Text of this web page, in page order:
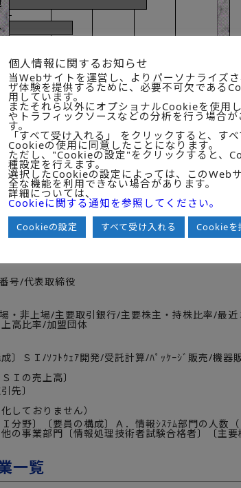
業の総売上高
業のＳＩ売上高
業の経常利益高
企業の事業化比率と事業別売上構成
企業の事業化比率
ダー＆大手ＳＩｅｒのＳＩ登録企業との取引額
ダーの主要取引先（外注先）
ップ1社への売上比率別企業数分布
位顧客への売上集中度
位顧客への売上集中度（累積）
個人の持株比率別企業数分布
個人の持株比率別企業数と持株比率50％超の株主
（437社）【excelデータ】
号/代表取締役
・非上場/主要取引銀行/主要株主・持株比率/最
高比率/加盟団体
成〕ＳＩ/ｿﾌﾄｳｪｱ開発/受託計算/ﾊﾟｯｹｰｼﾞ販売/機
Ｉの売上高〕
先〕
しておりません）
Ｉ分野〕〔要員の構成〕Ａ．情報ｼｽﾃﾑ部門の人
の事業部門〔情報処理技術者試験合格者〕〔主要
一覧
個人情報に関するお知らせ
当Webサイトを運営し、よりパーソナライズ
ザ体験を提供するために、必要不可欠である
用しています。
またそれら以外にオプショナルCookieを使用
やトラフィックソースなどの分析を行う場合が
す。
「すべて受け入れる」 をクリックすると、すべ
Cookieの使用に同意したことになります。
ただし、"Cookieの設定"をクリックすると、
種設定を行えます。
選択したCookieの設定によっては、このWeb
全な機能を利用できない場合があります。
詳細については、
Cookieに関する通知を参照してください。
Cookieの設定 すべて受け入れる Cookieを